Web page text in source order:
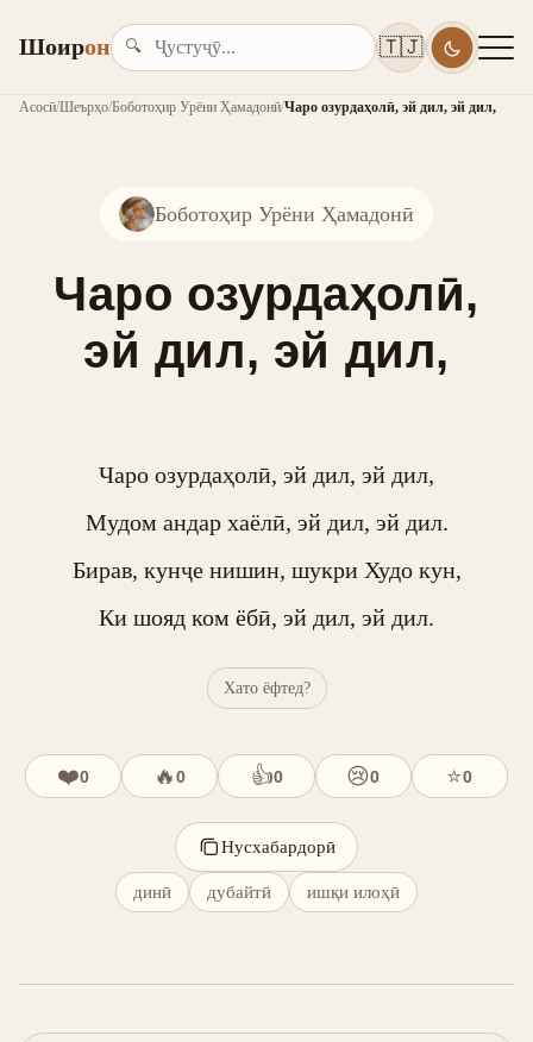
Шоирон 🔍 🇹🇯
Асосӣ/Шеърҳо/Боботоҳир Урёни Ҳамадонӣ/Чаро озурдаҳолӣ, эй дил, эй дил,
Боботоҳир Урёни Ҳамадонӣ
Чаро озурдаҳолӣ,
эй дил, эй дил,
Чаро озурдаҳолӣ, эй дил, эй дил,
Мудом андар хаёлӣ, эй дил, эй дил.
Бирав, кунҷе нишин, шукри Худо кун,
Ки шояд ком ёбӣ, эй дил, эй дил.
Хато ёфтед?
❤️0 🔥0 👍0 😢0 ⭐0
Нусхабардорӣ
динӣ дубайтӣ ишқи илоҳӣ